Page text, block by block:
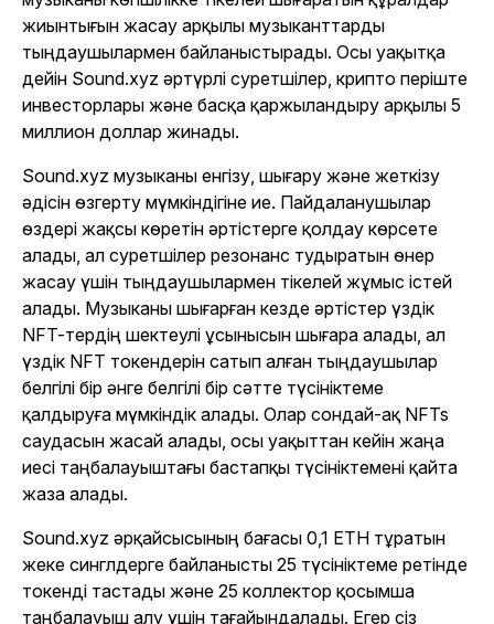
жиынтығын жасау арқылы музыканттарды
тыңдаушылармен байланыстырады. Осы уақытқа
дейін Sound.xyz әртүрлі суретшілер, крипто періште
инвесторлары және басқа қаржыландыру арқылы 5
миллион доллар жинады.
Sound.xyz музыканы енгізу, шығару және жеткізу
әдісін өзгерту мүмкіндігіне ие. Пайдаланушылар
өздері жақсы көретін әртістерге қолдау көрсете
алады, ал суретшілер резонанс тудыратын өнер
жасау үшін тыңдаушылармен тікелей жұмыс істей
алады. Музыканы шығарған кезде әртістер үздік
NFT-тердің шектеулі ұсынысын шығара алады, ал
үздік NFT токендерін сатып алған тыңдаушылар
белгілі бір әнге белгілі бір сәтте түсініктеме
қалдыруға мүмкіндік алады. Олар сондай-ақ NFTs
саудасын жасай алады, осы уақыттан кейін жаңа
иесі таңбалауыштағы бастапқы түсініктемені қайта
жаза алады.
Sound.xyz әрқайсысының бағасы 0,1 ETH тұратын
жеке синглдерге байланысты 25 түсініктеме ретінде
токенді тастады және 25 коллектор қосымша
таңбалауыш алу үшін тағайындалады. Егер сіз